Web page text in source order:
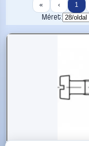
« ‹ 1
Méret: